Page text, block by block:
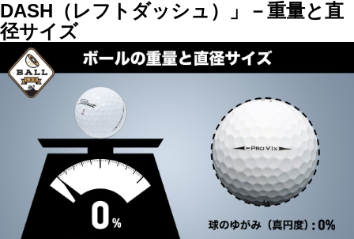
DASH（レフトダッシュ）」－重量と直
径サイズ